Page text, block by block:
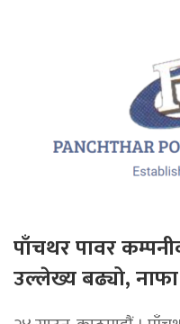
पाँचथर पावर
उल्लेख्य बढ्यो,